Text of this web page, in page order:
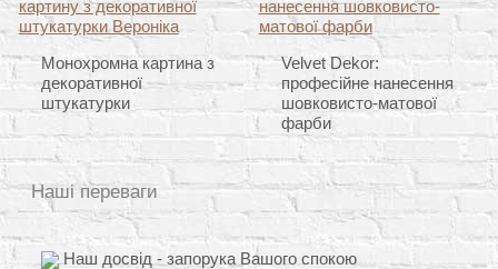
Монохромна картина з
декоративної
штукатурки
Velvet Dekor:
професійне нанесення
шовковисто-матової
фарби
Наші переваги
Наш досвід - запорука Вашого спокою